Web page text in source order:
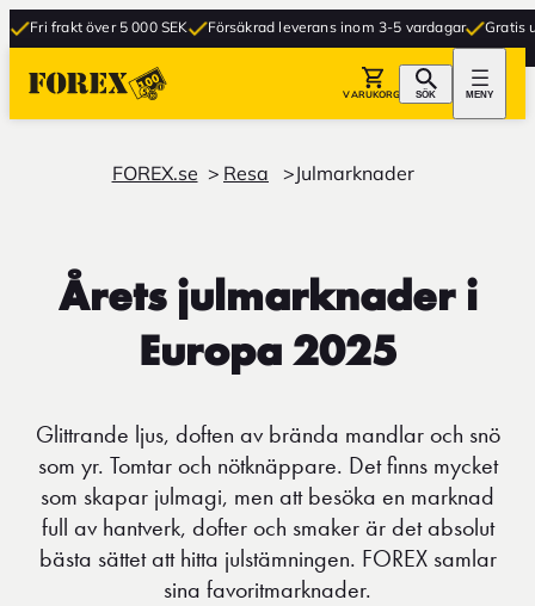
över 5 000 SEK Försäkrad leverans inom 3-5 vardagar Gratis
VARUKORG SÖK MENY
FOREX.se Resa Julmarknader
Årets julmarknader i
Europa 2025
Glittrande ljus, doften av brända mandlar och snö
som yr. Tomtar och nötknäppare. Det finns mycket
som skapar julmagi, men att besöka en marknad
full av hantverk, dofter och smaker är det absolut
bästa sättet att hitta julstämningen. FOREX samlar
sina favoritmarknader.